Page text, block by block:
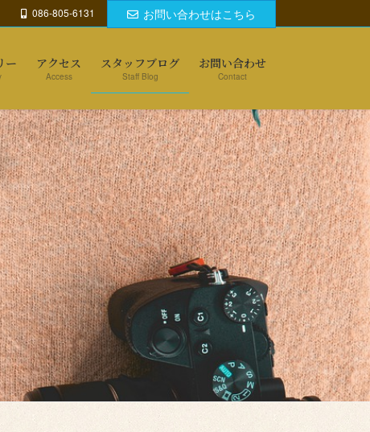
086-805-6131 お問い合わせはこちら
ー アクセス
Access
スタッフブログ
Staff Blog
お問い合わせ
Contact